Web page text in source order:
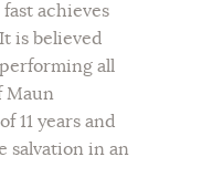
fast achieves
is believed
all
Maun
11 years and
salvation in an